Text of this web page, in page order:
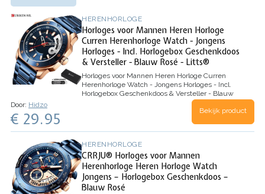
HERENHORLOGE
Horloges voor Mannen Heren Horloge
Curren Herenhorloge Watch - Jongens
Horloges - Incl. Horlogebox Geschenkdoos
& Versteller - Blauw Rosé - Litts®
Horloges voor Mannen Heren Horloge Curren
Herenhorloge Watch - Jongens Horloges - Incl.
Horlogebox Geschenkdoos & Versteller - Blauw
herenhorloge
stijlvolencasual
Door: Hidzo
€ 29.95 Bekijk product
HERENHORLOGE
CRRJU® Horloges voor Mannen
Herenhorloge Heren Horloge Watch
Jongens – Horlogebox Geschenkdoos –
Blauw Rosé